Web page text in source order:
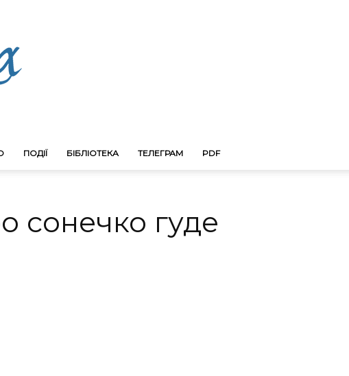
ПОДІЇ БІБЛІОТЕКА ТЕЛЕГРАМ PDF
сонечко гуде